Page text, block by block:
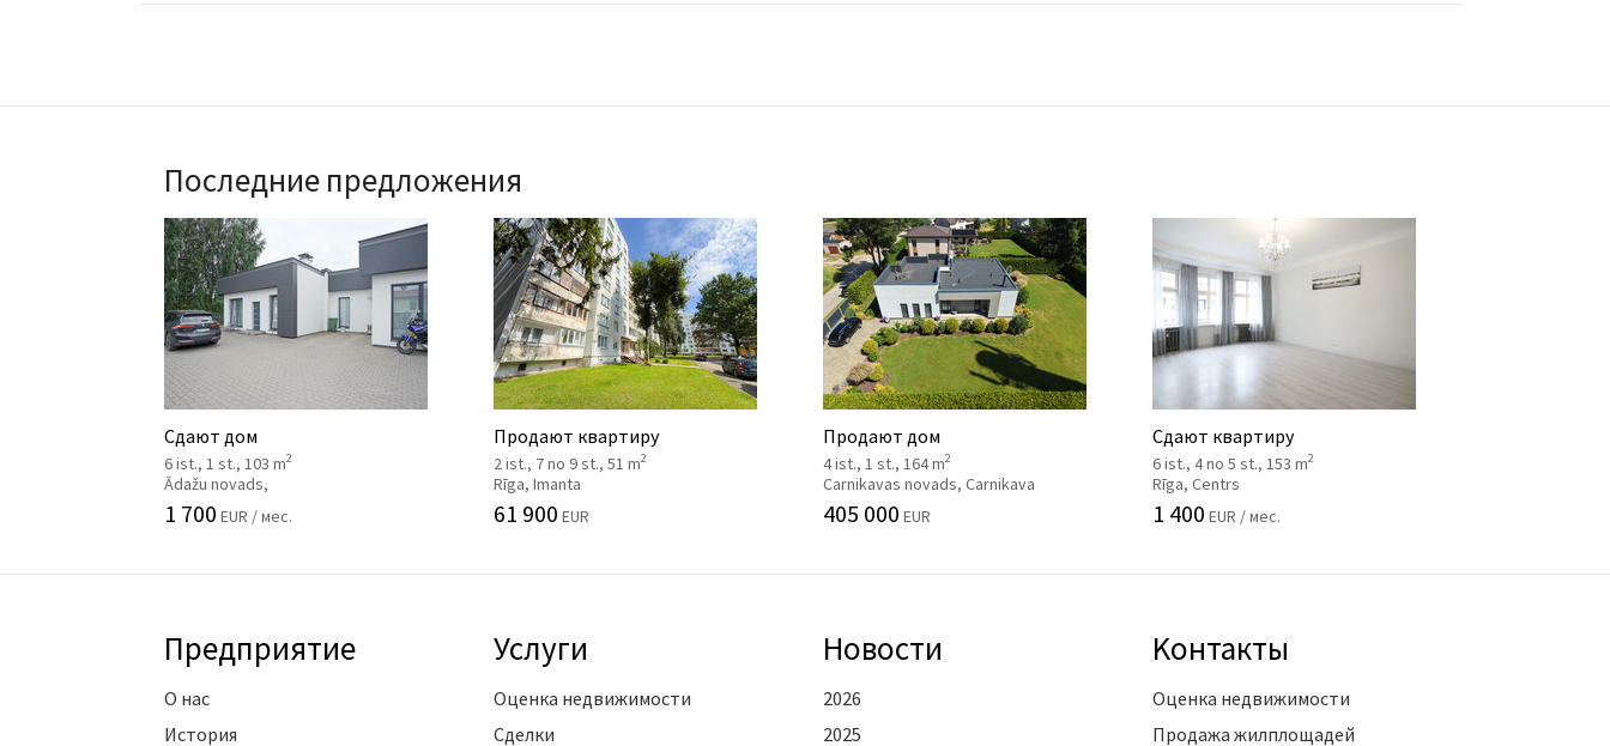
Последние предложения
Сдают дом
6 ist., 1 st., 103 m2
Ādažu novads,
1 700 EUR / мес.
Продают квартиру
2 ist., 7 no 9 st., 51 m2
Rīga, Imanta
61 900 EUR
Продают дом
4 ist., 1 st., 164 m2
Carnikavas novads, Carnikava
405 000 EUR
Сдают квартиру
6 ist., 4 no 5 st., 153 m2
Rīga, Centrs
1 400 EUR / мес.
Предприятие
О нас
История
Услуги
Оценка недвижимости
Сделки
Новости
2026
2025
Kонтакты
Оценка недвижимости
Продажа жилплощадей